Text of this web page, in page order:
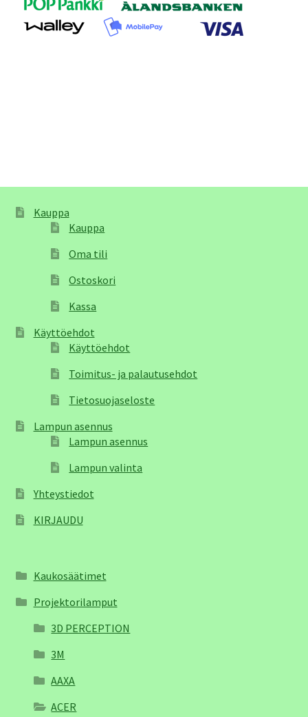
Kauppa
Kauppa
Oma tili
Ostoskori
Kassa
Käyttöehdot
Käyttöehdot
Toimitus- ja palautusehdot
Tietosuojaseloste
Lampun asennus
Lampun asennus
Lampun valinta
Yhteystiedot
KIRJAUDU
Kaukosäätimet
Projektorilamput
3D PERCEPTION
3M
AAXA
ACER